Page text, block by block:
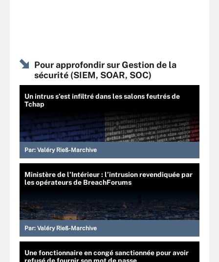
Pour approfondir sur Gestion de la
sécurité (SIEM, SOAR, SOC)
Un intrus s’est infiltré dans les salons feutrés de
Tchap
Par: Valéry Rieß-Marchive
Ministère de l’Intérieur : l’intrusion revendiquée par
les opérateurs de BreachForums
Par: Valéry Rieß-Marchive
Une fonctionnaire en congé sanctionnée pour avoir